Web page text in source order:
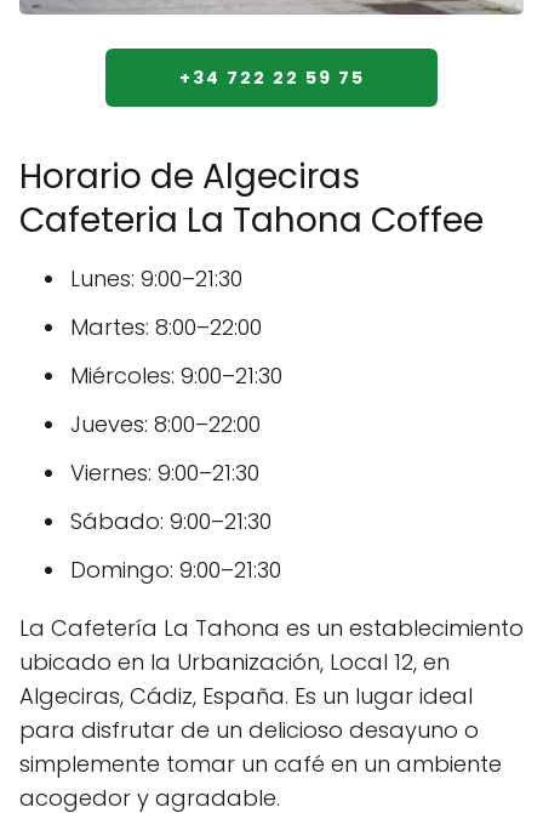
+34 722 22 59 75
Horario de Algeciras
Cafeteria La Tahona Coffee
Lunes: 9:00–21:30
Martes: 8:00–22:00
Miércoles: 9:00–21:30
Jueves: 8:00–22:00
Viernes: 9:00–21:30
Sábado: 9:00–21:30
Domingo: 9:00–21:30
La Cafetería La Tahona es un establecimiento
ubicado en la Urbanización, Local 12, en
Algeciras, Cádiz, España. Es un lugar ideal
para disfrutar de un delicioso desayuno o
simplemente tomar un café en un ambiente
acogedor y agradable.